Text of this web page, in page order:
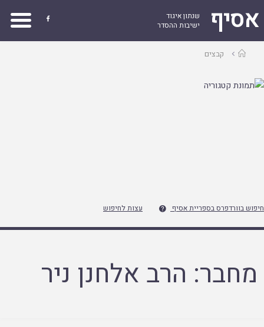
אסיף
שנתון איגוד
ישיבות ההסדר

עמודקבצים
חיפוש בוורדפרס בספריית אסיף  עצות לחיפוש
מחבר: הרב אלחנן ניר